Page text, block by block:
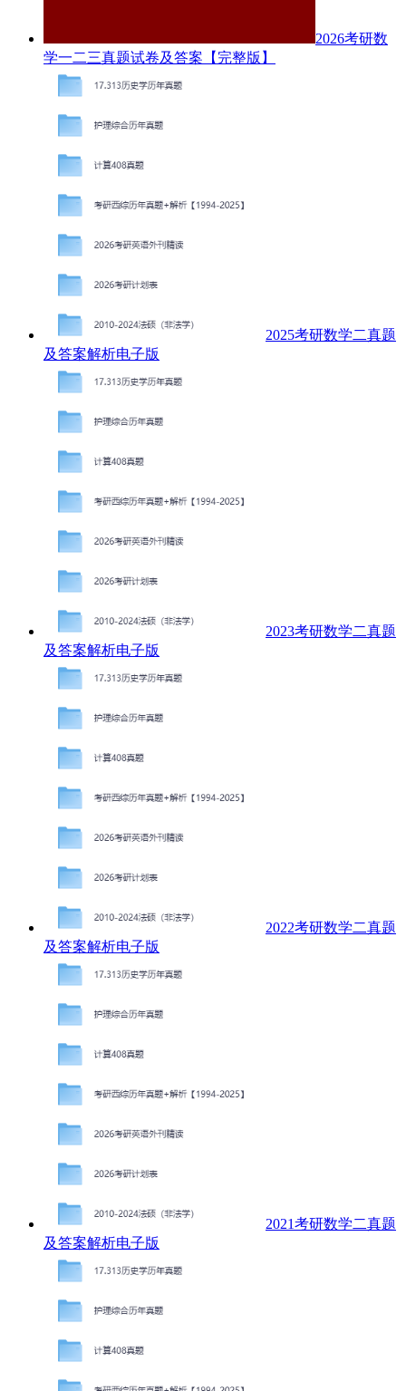
2026考研数
学一二三真题试卷及答案【完整版】
2025考研数学二真题
及答案解析电子版
2023考研数学二真题
及答案解析电子版
2022考研数学二真题
及答案解析电子版
2021考研数学二真题
及答案解析电子版